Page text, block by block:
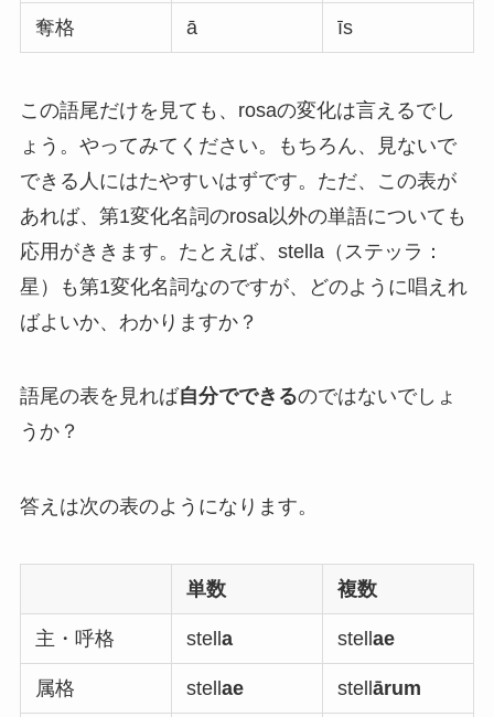
奪格 ā īs
この語尾だけを見ても、rosaの変化は言えるでし
ょう。やってみてください。もちろん、見ないで
できる人にはたやすいはずです。ただ、この表が
あれば、第1変化名詞のrosa以外の単語についても
応用がききます。たとえば、stella（ステッラ：
星）も第1変化名詞なのですが、どのように唱えれ
ばよいか、わかりますか？
語尾の表を見れば自分でできるのではないでしょ
うか？
答えは次の表のようになります。
単数 複数
主・呼格 stella stellae
属格 stellae stellārum